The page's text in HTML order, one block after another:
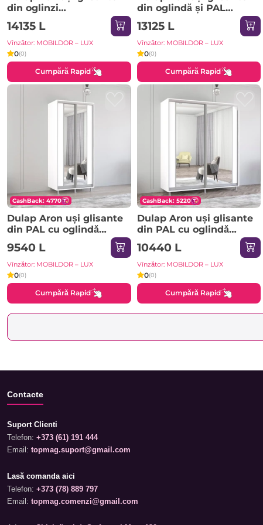
din oglinzi
(290x60x200H cm)
Sonoma
14135 L
Vînzător: MOBILDOR – LUX
0(0)
Cumpără Rapid
din oglindă și PAL
(300x60x220H cm) Alb
13125 L
Vînzător: MOBILDOR – LUX
0(0)
Cumpără Rapid
CashBack: 4770
Dulap Aron uși glisante
din PAL cu oglindă
vertical (170x60x240H
cm) Sonoma
9540 L
Vînzător: MOBILDOR – LUX
0(0)
Cumpără Rapid
CashBack: 5220
Dulap Aron uși glisante
din PAL cu oglindă
vertical (210x60x230H
cm) Alb Brilliant
10440 L
Vînzător: MOBILDOR – LUX
0(0)
Cumpără Rapid
Contacte
Suport Clienti
Telefon: +373 (61) 191 444
Email: topmag.suport@gmail.com
Lasă comanda aici
Telefon: +373 (78) 889 797
Email: topmag.comenzi@gmail.com